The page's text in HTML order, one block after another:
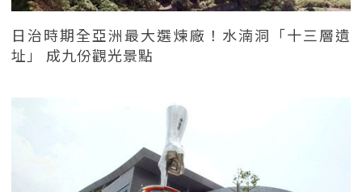
日治時期全亞洲最大選煉廠！水湳洞「十三層遺
址」 成九份觀光景點